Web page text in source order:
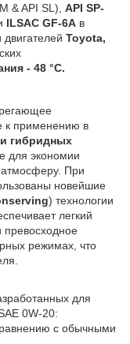
& API SL), API SP-
ILSAC GF-6A в
двигателей Toyota,
- 48 °C.
к применению в
гибридных
для экономии
При
новейшие
) технологии
легкий
превосходное
режимах, что
для
0W-20:
с обычными